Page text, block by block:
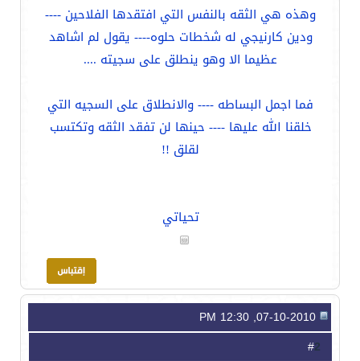
وهذه هي الثقه بالنفس التي افتقدها الفلاحين ----
ودين كارنيجي له شخطات حلوه---- يقول لم اشاهد
عظيما الا وهو ينطلق على سجيته ....
فما اجمل البساطه ---- والانطلاق على السجيه التي
خلقنا الله عليها ---- حينها لن تفقد الثقه وتكتسب
لقلق !!
تحياتي
2